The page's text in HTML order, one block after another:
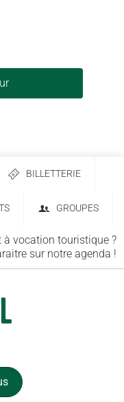
BILLETTERIE
GROUPES
à vocation touristique ?
sur notre agenda !